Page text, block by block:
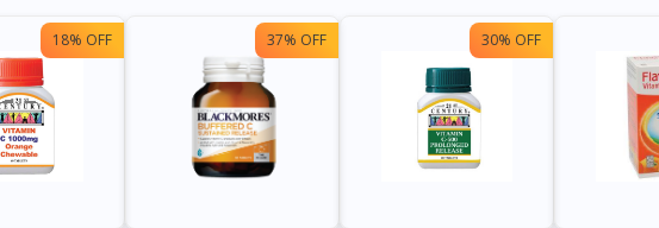
18% OFF 37% OFF 30% OFF